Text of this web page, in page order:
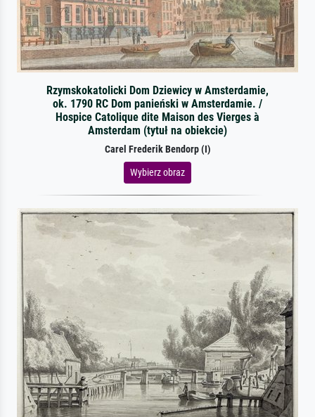
Rzymskokatolicki Dom Dziewicy w Amsterdamie,
ok. 1790 RC Dom panieński w Amsterdamie. /
Hospice Catolique dite Maison des Vierges à
Amsterdam (tytuł na obiekcie)
Carel Frederik Bendorp (I)
Wybierz obraz